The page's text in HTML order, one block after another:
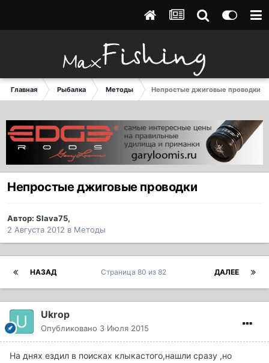
Главная Рыбалка Методы Непростые джиговые проводки
Непростые джиговые проводки
Автор: Slava75,
2 Августа 2012 в Методы
НАЗАД ДАЛЕЕ
Страница 80 из 82
Ukrop
Опубликовано 3 Июля 2015
На днях ездил в поисках клыкастого,нашли сразу ,но